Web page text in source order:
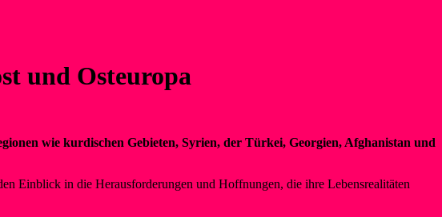
und Osteuropa
wie kurdischen Gebieten, Syrien, der Türkei, Georgien, Afghanistan und
Einblick in die Herausforderungen und Hoffnungen, die ihre Lebensrealitäten